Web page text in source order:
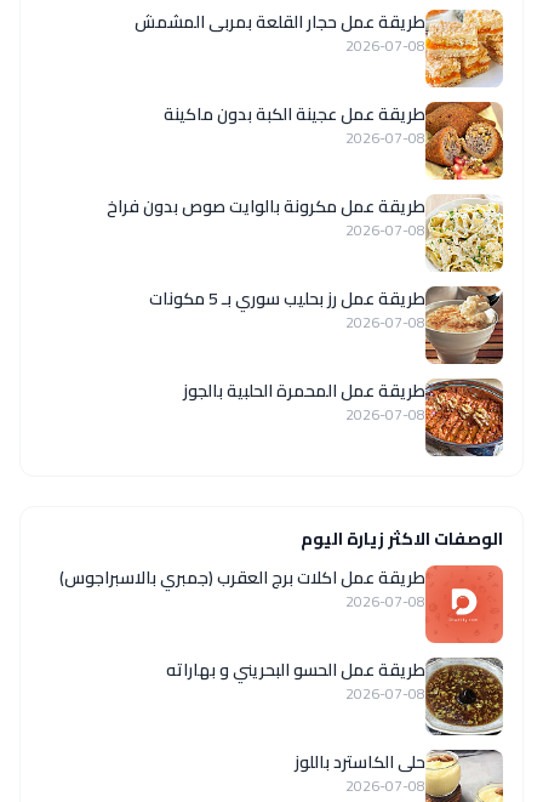
طريقة عمل حجار القلعة بمربى المشمش
2026-07-08
طريقة عمل عجينة الكبة بدون ماكينة
2026-07-08
طريقة عمل مكرونة بالوايت صوص بدون فراخ
2026-07-08
طريقة عمل رز بحليب سوري بـ 5 مكونات
2026-07-08
طريقة عمل المحمرة الحلبية بالجوز
2026-07-08
الوصفات الاكثر زيارة اليوم
طريقة عمل اكلات برج العقرب (جمبري بالاسبراجوس)
2026-07-08
طريقة عمل الحسو البحريني و بهاراته
2026-07-08
حلى الكاسترد باللوز
2026-07-08